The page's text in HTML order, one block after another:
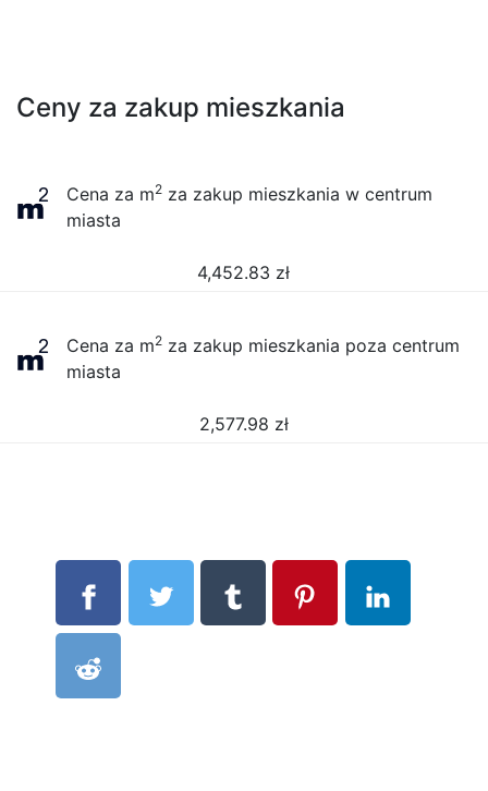
Ceny za zakup mieszkania
Cena za m2 za zakup mieszkania w centrum
miasta
4,452.83 zł
Cena za m2 za zakup mieszkania poza centrum
miasta
2,577.98 zł